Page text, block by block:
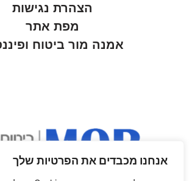
אנחנו מכבדים את הפרטיות שלך
הצהרת נגישות
מפת אתר
אמנה מור ביטוח